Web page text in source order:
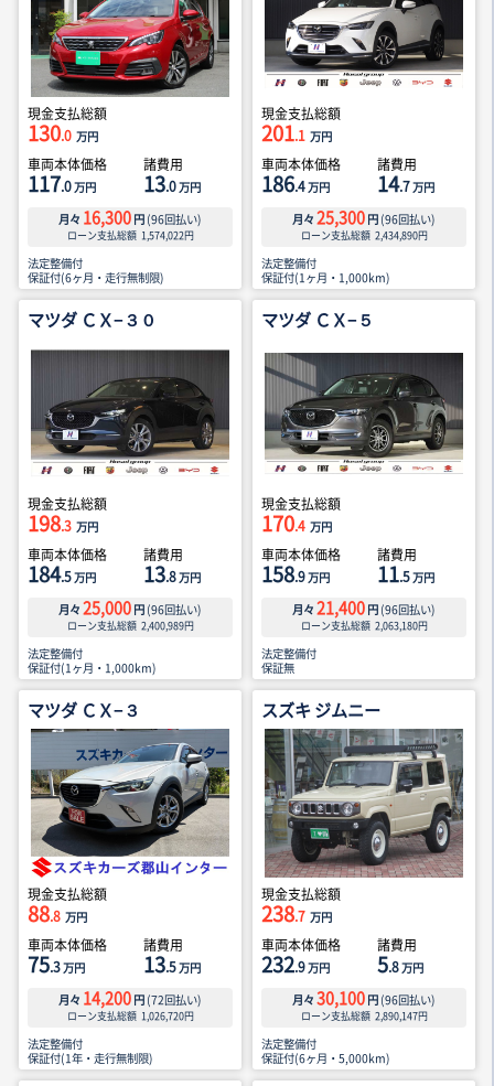
現金支払総額
130.0 万円
車両本体価格
117.0万円
諸費用
13.0万円
月々 16,300 円 (96回払い)
ローン支払総額 1,574,022円
法定整備付
保証付(6ヶ月・走行無制限)
現金支払総額
201.1 万円
車両本体価格
186.4万円
諸費用
14.7万円
月々 25,300 円 (96回払い)
ローン支払総額 2,434,890円
法定整備付
保証付(1ヶ月・1,000km)
マツダ ＣＸ−３０
現金支払総額
198.3 万円
車両本体価格
184.5万円
諸費用
13.8万円
月々 25,000 円 (96回払い)
ローン支払総額 2,400,989円
法定整備付
保証付(1ヶ月・1,000km)
マツダ ＣＸ−５
現金支払総額
170.4 万円
車両本体価格
158.9万円
諸費用
11.5万円
月々 21,400 円 (96回払い)
ローン支払総額 2,063,180円
法定整備付
保証無
マツダ ＣＸ−３
現金支払総額
88.8 万円
車両本体価格
75.3万円
諸費用
13.5万円
月々 14,200 円 (72回払い)
ローン支払総額 1,026,720円
法定整備付
保証付(1年・走行無制限)
スズキ ジムニー
現金支払総額
238.7 万円
車両本体価格
232.9万円
諸費用
5.8万円
月々 30,100 円 (96回払い)
ローン支払総額 2,890,147円
法定整備付
保証付(6ヶ月・5,000km)